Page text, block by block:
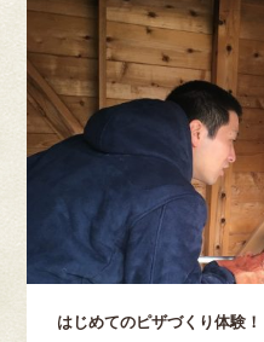
はじめてのピザづくり体験！